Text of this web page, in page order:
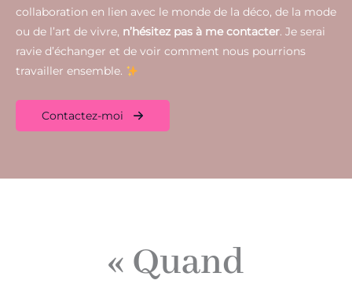
collaboration en lien avec le monde de la déco, de la mode
ou de l’art de vivre, n’hésitez pas à me contacter. Je serai
ravie d’échanger et de voir comment nous pourrions
travailler ensemble.
Contactez-moi
« Quand